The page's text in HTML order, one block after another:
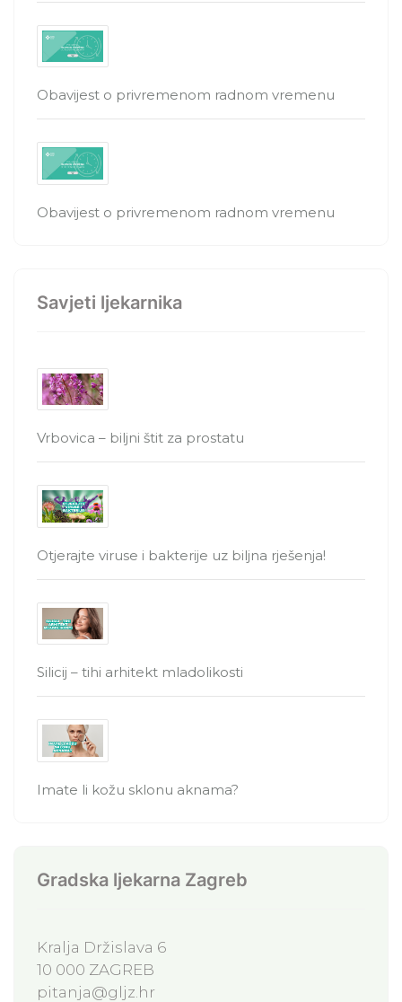
Obavijest o privremenom radnom vremenu
Obavijest o privremenom radnom vremenu
Savjeti ljekarnika
Vrbovica – biljni štit za prostatu
Otjerajte viruse i bakterije uz biljna rješenja!
Silicij – tihi arhitekt mladolikosti
Imate li kožu sklonu aknama?
Gradska ljekarna Zagreb
Kralja Držislava 6
10 000 ZAGREB
pitanja@gljz.hr